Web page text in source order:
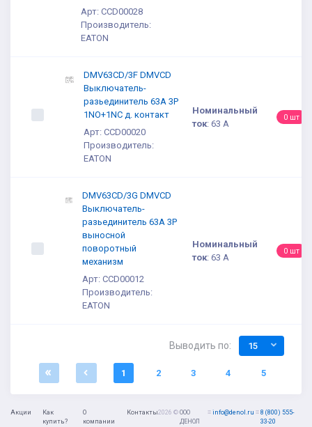
Арт: CCD00028
Производитель:
EATON
DMV63CD/3F DMVCD
Выключатель-
разьединитель 63A 3P
1NO+1NC д. контакт
Арт: CCD00020
Производитель:
EATON
Номинальный
ток: 63 А
0 шт
DMV63CD/3G DMVCD
Выключатель-
разьединитель 63A 3P
выносной
поворотный
механизм
Арт: CCD00012
Производитель:
EATON
Номинальный
ток: 63 А
0 шт
Выводить по: 15
1 2 3 4 5
2026 © ООО
ДЕНОЛ
≡info@denol.ru ≡8 (800) 555-
33-20
Акции
Как
купить?
О
компании
Контакты